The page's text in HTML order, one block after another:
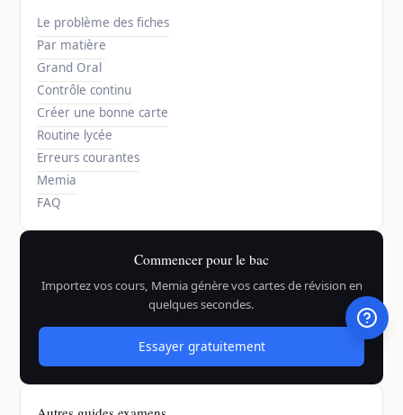
Le problème des fiches
Par matière
Grand Oral
Contrôle continu
Créer une bonne carte
Routine lycée
Erreurs courantes
Memia
FAQ
Commencer pour le bac
Importez vos cours, Memia génère vos cartes de révision en
quelques secondes.
Essayer gratuitement